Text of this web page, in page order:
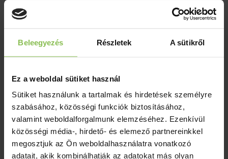
Beleegyezés Részletek A sütikről
Ez a weboldal sütiket használ
Sütiket használunk a tartalmak és hirdetések személyre
szabásához, közösségi funkciók biztosításához,
valamint weboldalforgalmunk elemzéséhez. Ezenkívül
közösségi média-, hirdető- és elemező partnereinkkel
megosztjuk az Ön weboldalhasználatra vonatkozó
adatait, akik kombinálhatják az adatokat más olyan
MEGRENDELEM
Rugalmas felhasználhatóság
Az utalvány tartalma